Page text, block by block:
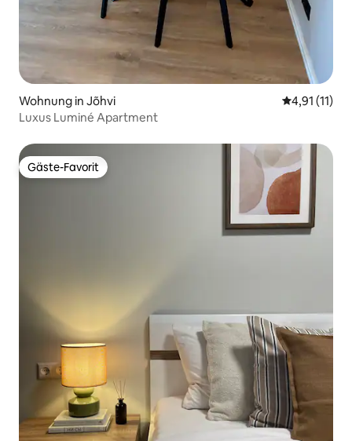
Wohnung in Jõhvi
4,91 (11)
Luxus Luminé Apartment
Gäste-Favorit
Gäste-Favorit